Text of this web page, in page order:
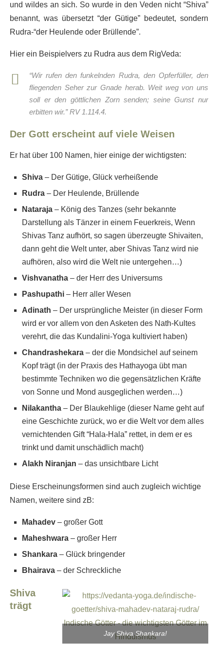
und wildes an sich. So wurde in den Veden nicht “Shiva”
benannt, was übersetzt “der Gütige” bedeutet, sondern
Rudra-“der Heulende oder Brüllende”.
Hier ein Beispielvers zu Rudra aus dem RigVeda:
“Wir rufen den funkelnden Rudra, den Opferfüller, den
fliegenden Seher zur Gnade herab. Weit weg von uns
soll er den göttlichen Zorn senden; seine Gunst nur
erbitten wir.” RV 1.114.4.
Der Gott erscheint auf viele Weisen
Er hat über 100 Namen, hier einige der wichtigsten:
Shiva – Der Gütige, Glück verheißende
Rudra – Der Heulende, Brüllende
Nataraja – König des Tanzes (sehr bekannte
Darstellung als Tänzer in einem Feuerkreis, Wenn
Shivas Tanz aufhört, so sagen überzeugte Shivaiten,
dann geht die Welt unter, aber Shivas Tanz wird nie
aufhören, also wird die Welt nie untergehen…)
Vishvanatha – der Herr des Universums
Pashupathi – Herr aller Wesen
Adinath – Der ursprüngliche Meister (in dieser Form
wird er vor allem von den Asketen des Nath-Kultes
verehrt, die das Kundalini-Yoga kultiviert haben)
Chandrashekara – der die Mondsichel auf seinem
Kopf trägt (in der Praxis des Hathayoga übt man
bestimmte Techniken wo die gegensätzlichen Kräfte
von Sonne und Mond ausgeglichen werden…)
Nilakantha – Der Blaukehlige (dieser Name geht auf
eine Geschichte zurück, wo er die Welt vor dem alles
vernichtenden Gift “Hala-Hala” rettet, in dem er es
trinkt und damit unschädlich macht)
Alakh Niranjan – das unsichtbare Licht
Diese Erscheinungsformen sind auch zugleich wichtige
Namen, weitere sind zB:
Mahadev – großer Gott
Maheshwara – großer Herr
Shankara – Glück bringender
Bhairava – der Schreckliche
Jay Shiva Shankara!
Shiva
trägt